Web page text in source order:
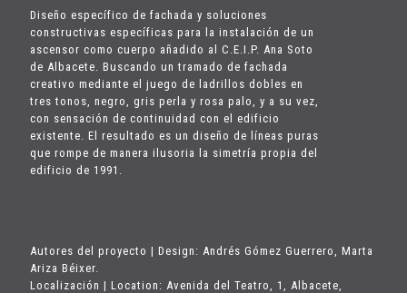
Diseño específico de fachada y soluciones
constructivas específicas para la instalación de un
ascensor como cuerpo añadido al C.E.I.P. Ana Soto
de Albacete. Buscando un tramado de fachada
creativo mediante el juego de ladrillos dobles en
tres tonos, negro, gris perla y rosa palo, y a su vez,
con sensación de continuidad con el edificio
existente. El resultado es un diseño de líneas puras
que rompe de manera ilusoria la simetría propia del
edificio de 1991.
Autores del proyecto | Design: Andrés Gómez Guerrero, Marta
Ariza Béixer.
Localización | Location: Avenida del Teatro, 1, Albacete,